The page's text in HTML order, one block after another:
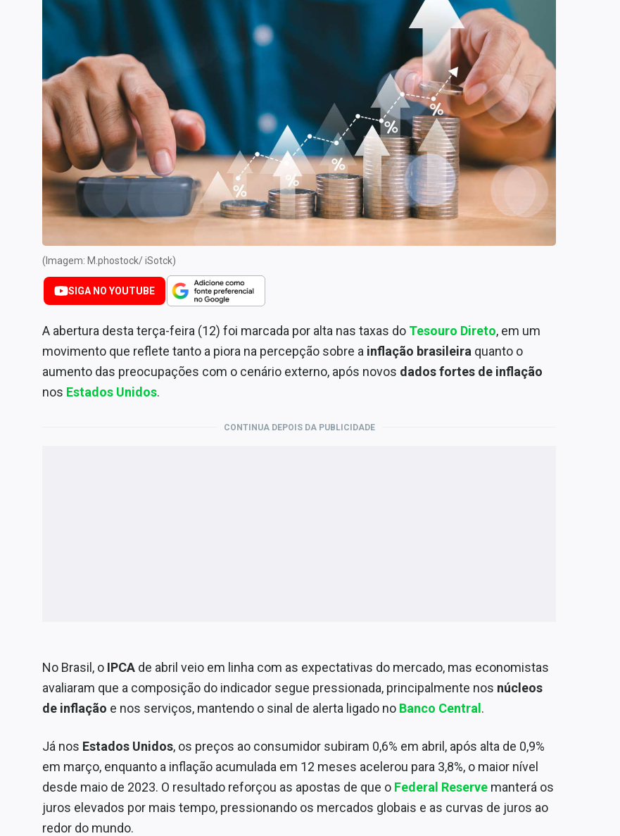
Mercados
Política
Colunas
Especiais
Internacional
Marketing
Tecnologia
Conteúdo de Marca
Sobre
Expediente
(Imagem: M.phostock/ iSotck)
SIGA NO YOUTUBE
A abertura desta terça-feira (12) foi marcada por alta nas taxas do Tesouro Direto, em um
movimento que reflete tanto a piora na percepção sobre a inflação brasileira quanto o
aumento das preocupações com o cenário externo, após novos dados fortes de inflação
nos Estados Unidos.
CONTINUA DEPOIS DA PUBLICIDADE
No Brasil, o IPCA de abril veio em linha com as expectativas do mercado, mas economistas
avaliaram que a composição do indicador segue pressionada, principalmente nos núcleos
de inflação e nos serviços, mantendo o sinal de alerta ligado no Banco Central.
Já nos Estados Unidos, os preços ao consumidor subiram 0,6% em abril, após alta de 0,9%
em março, enquanto a inflação acumulada em 12 meses acelerou para 3,8%, o maior nível
desde maio de 2023. O resultado reforçou as apostas de que o Federal Reserve manterá os
juros elevados por mais tempo, pressionando os mercados globais e as curvas de juros ao
redor do mundo.